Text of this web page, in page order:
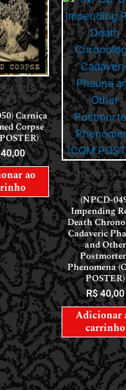
//
Carniça
Corpse
ao
(NPCD-
Impending
Death
Cadaveric
and Other
Phenomena
POSTER)
R$40,00
Adicionar
carrinho